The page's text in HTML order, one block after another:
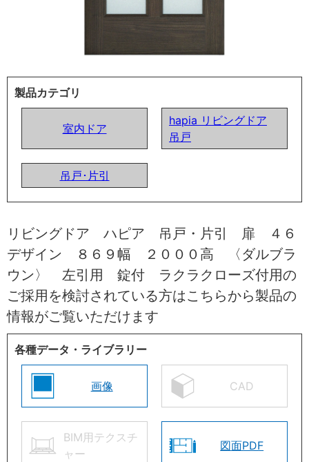
製品カテゴリ
室内ドア
hapia リビングドア
吊戸
吊戸･片引
リビングドア ハピア 吊戸・片引 扉 ４６
デザイン ８６９幅 ２０００高 〈ダルブラ
ウン〉 左引用 錠付 ラクラクローズ付用の
ご採用を検討されている方はこちらから製品の
情報がご覧いただけます
各種データ・ライブラリー
画像 CAD
BIM用テクスチ
ャー
図面PDF